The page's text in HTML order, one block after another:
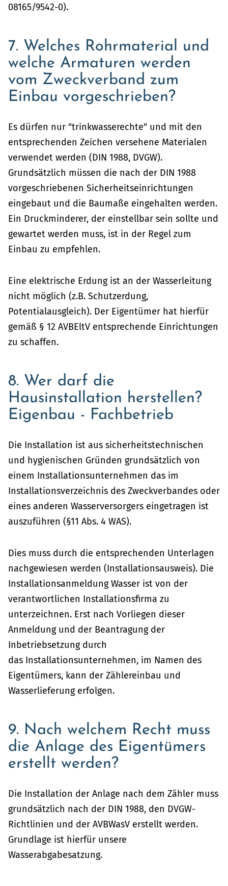
08165/9542-0).
7. Welches Rohrmaterial und
welche Armaturen werden
vom Zweckverband zum
Einbau vorgeschrieben?
Es dürfen nur "trinkwasserechte" und mit den
entsprechenden Zeichen versehene Materialen
verwendet werden (DIN 1988, DVGW).
Grundsätzlich müssen die nach der DIN 1988
vorgeschriebenen Sicherheitseinrichtungen
eingebaut und die Baumaße eingehalten werden.
Ein Druckminderer, der einstellbar sein sollte und
gewartet werden muss, ist in der Regel zum
Einbau zu empfehlen.
Eine elektrische Erdung ist an der Wasserleitung
nicht möglich (z.B. Schutzerdung,
Potentialausgleich). Der Eigentümer hat hierfür
gemäß § 12 AVBEltV entsprechende Einrichtungen
zu schaffen.
8. Wer darf die
Hausinstallation herstellen?
Eigenbau - Fachbetrieb
Die Installation ist aus sicherheitstechnischen
und hygienischen Gründen grundsätzlich von
einem Installationsunternehmen das im
Installationsverzeichnis des Zweckverbandes oder
eines anderen Wasserversorgers eingetragen ist
auszuführen (§11 Abs. 4 WAS).
Dies muss durch die entsprechenden Unterlagen
nachgewiesen werden (Installationsausweis). Die
Installationsanmeldung Wasser ist von der
verantwortlichen Installationsfirma zu
unterzeichnen. Erst nach Vorliegen dieser
Anmeldung und der Beantragung der
Inbetriebsetzung durch
das Installationsunternehmen, im Namen des
Eigentümers, kann der Zählereinbau und
Wasserlieferung erfolgen.
9. Nach welchem Recht muss
die Anlage des Eigentümers
erstellt werden?
Die Installation der Anlage nach dem Zähler muss
grundsätzlich nach der DIN 1988, den DVGW-
Richtlinien und der AVBWasV erstellt werden.
Grundlage ist hierfür unsere
Wasserabgabesatzung.